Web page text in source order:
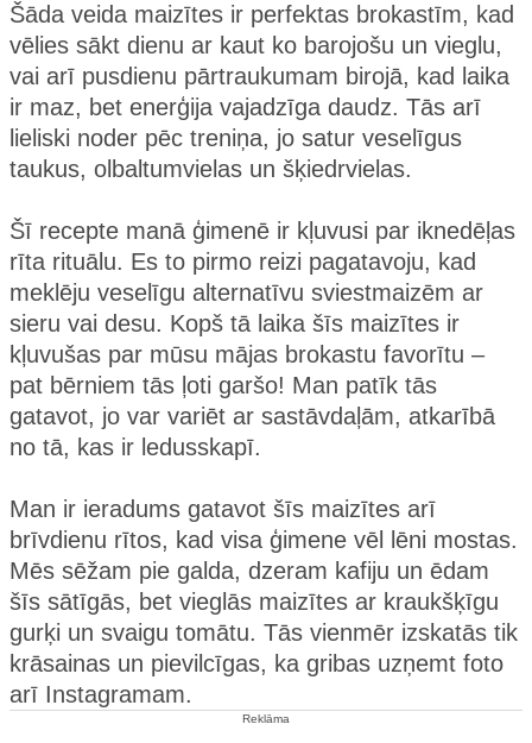
Šāda veida maizītes ir perfektas brokastīm, kad
vēlies sākt dienu ar kaut ko barojošu un vieglu,
vai arī pusdienu pārtraukumam birojā, kad laika
ir maz, bet enerģija vajadzīga daudz. Tās arī
lieliski noder pēc treniņa, jo satur veselīgus
taukus, olbaltumvielas un šķiedrvielas.
Šī recepte manā ģimenē ir kļuvusi par iknedēļas
rīta rituālu. Es to pirmo reizi pagatavoju, kad
meklēju veselīgu alternatīvu sviestmaizēm ar
sieru vai desu. Kopš tā laika šīs maizītes ir
kļuvušas par mūsu mājas brokastu favorītu –
pat bērniem tās ļoti garšo! Man patīk tās
gatavot, jo var variēt ar sastāvdaļām, atkarībā
no tā, kas ir ledusskapī.
Man ir ieradums gatavot šīs maizītes arī
brīvdienu rītos, kad visa ģimene vēl lēni mostas.
Mēs sēžam pie galda, dzeram kafiju un ēdam
šīs sātīgās, bet vieglās maizītes ar kraukšķīgu
gurķi un svaigu tomātu. Tās vienmēr izskatās tik
krāsainas un pievilcīgas, ka gribas uzņemt foto
arī Instagramam.
Reklāma